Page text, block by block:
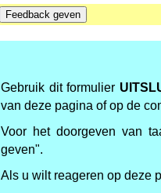
Gebruik dit formulier
van deze pagina of op de
Voor het doorgeven van
geven".
Als u wilt reageren op deze